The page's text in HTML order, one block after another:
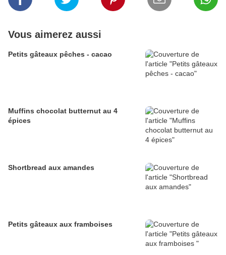
Vous aimerez aussi
Petits gâteaux pêches - cacao
Muffins chocolat butternut au 4
épices
Shortbread aux amandes
Petits gâteaux aux framboises